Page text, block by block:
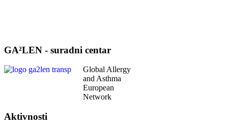
GA²LEN - suradni centar
Global Allergy
and Asthma
European
Network
Aktivnosti